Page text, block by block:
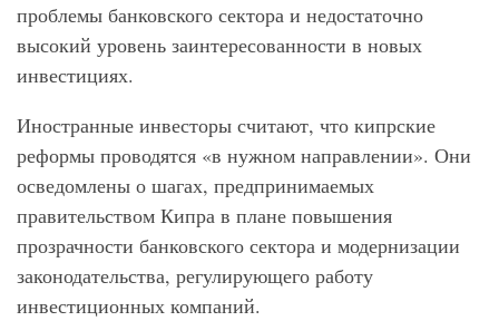
проблемы банковского сектора и недостаточно
высокий уровень заинтересованности в новых
инвестициях.
Иностранные инвесторы считают, что кипрские
реформы проводятся «в нужном направлении». Они
осведомлены о шагах, предпринимаемых
правительством Кипра в плане повышения
прозрачности банковского сектора и модернизации
законодательства, регулирующего работу
инвестиционных компаний.